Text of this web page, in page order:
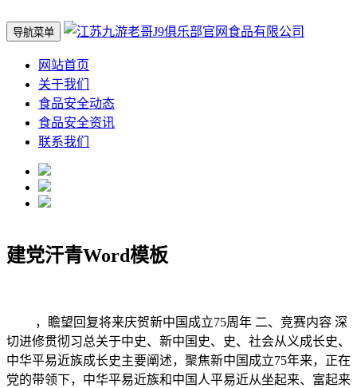
导航菜单
网站首页
关于我们
食品安全动态
食品安全资讯
联系我们
建党汗青Word模板
，瞻望回复将来庆贺新中国成立75周年 二、竞赛内容 深
切进修贯彻习总关于中史、新中国史、史、社会从义成长史、
中华平易近族成长史主要阐述，聚焦新中国成立75年来，正在
党的带领下，中华平易近族和中国人平易近从坐起来、富起来